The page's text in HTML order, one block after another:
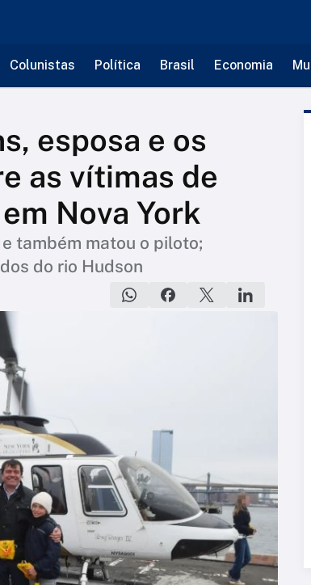
Colunistas Política Brasil Economia
esposa e os
as vítimas de
Nova York
também matou o piloto;
do rio Hudson